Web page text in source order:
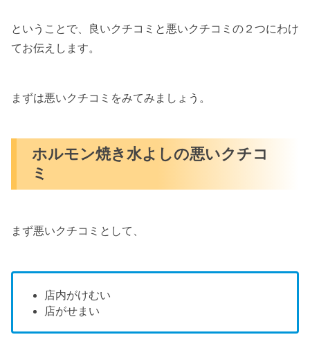
ということで、良いクチコミと悪いクチコミの２つにわけ
てお伝えします。
まずは悪いクチコミをみてみましょう。
ホルモン焼き水よしの悪いクチコ
ミ
まず悪いクチコミとして、
店内がけむい
店がせまい